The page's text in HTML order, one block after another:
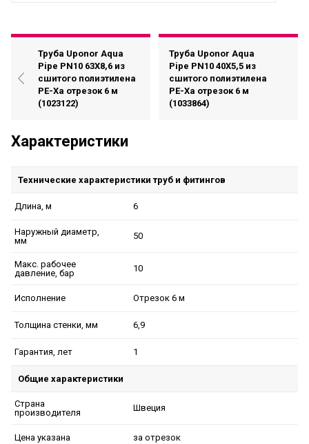
Труба Uponor Aqua
Pipe PN10 63X8,6 из
сшитого полиэтилена
PE-Xa отрезок 6 м
(1023122)
Труба Uponor Aqua
Pipe PN10 40X5,5 из
сшитого полиэтилена
PE-Xa отрезок 6 м
(1033864)
Характеристики
Технические характеристики труб и фитингов
Длина, м 6
Наружный диаметр,
мм
50
Макс. рабочее
давление, бар
10
Исполнение Отрезок 6 м
Толщина стенки, мм 6,9
Гарантия, лет 1
Общие характеристики
Страна
производителя
Швеция
Цена указана за отрезок